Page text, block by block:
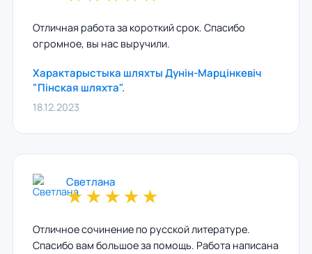
Отличная работа за короткий срок. Спасибо
огромное, вы нас выручили.
Характарыстыка шляхты Дунiн-Марцiнкевiч
"Пiнская шляхта".
18.12.2023
Светлана
★★★★★
Отличное сочинение по русской литературе.
Спасибо вам большое за помощь. Работа написана